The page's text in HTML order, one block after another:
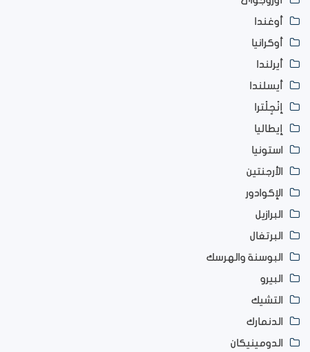
أوغندا
أوكرانيا
أيرلندا
أيسلندا
إنْجِلْترا
إيطاليا
استونيا
الأرجنتين
الإكوادور
البرازيل
البرتغال
البوسنة والهرسك
البيرو
التشيك
الدنمارك
الدومينيكان